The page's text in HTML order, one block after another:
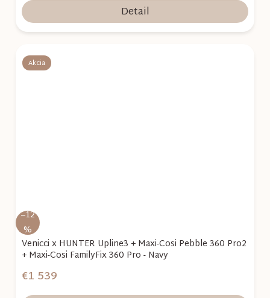
Detail
Akcia
–12
%
Venicci x HUNTER Upline3 + Maxi-Cosi Pebble 360 Pro2
+ Maxi-Cosi FamilyFix 360 Pro - Navy
€1 539